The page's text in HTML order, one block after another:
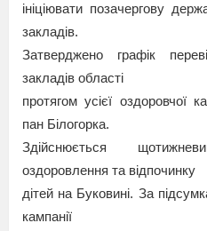
ініціювати позачергову
закладів.
Затверджено графік
закладів області
протягом усієї оздоровчої
пан Білогорка.
Здійснюється
оздоровлення та відпочинку
дітей на Буковині. За
кампанії